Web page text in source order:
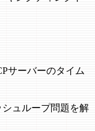
サーバーのタイム
シュループ問題を解